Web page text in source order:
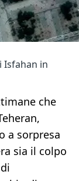
Isfahan in
che
a sorpresa
sia il colpo